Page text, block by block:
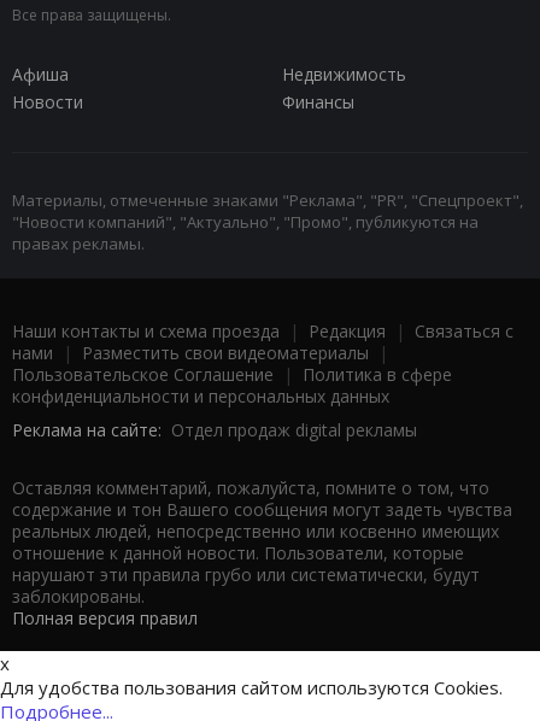
Все права защищены.
Афиша
Недвижимость
Новости
Финансы
Материалы, отмеченные знаками "Реклама", "PR", "Спецпроект",
"Новости компаний", "Актуально", "Промо", публикуются на
правах рекламы.
Наши контакты и схема проезда | Редакция | Связаться с
нами | Разместить свои видеоматериалы |
Пользовательское Соглашение |
Политика в сфере
конфиденциальности и персональных данных
Реклама на сайте: Отдел продаж digital рекламы
Оставляя комментарий, пожалуйста, помните о том, что
содержание и тон Вашего сообщения могут задеть чувства
реальных людей, непосредственно или косвенно имеющих
отношение к данной новости. Пользователи, которые
нарушают эти правила грубо или систематически, будут
заблокированы.
Полная версия правил
x
Для удобства пользования сайтом используются Cookies.
Подробнее...